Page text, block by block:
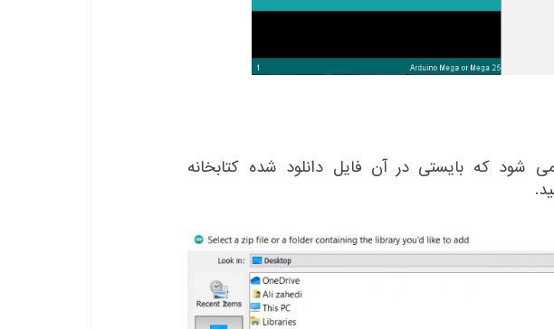
شود که بایستی در آن فایل دانلود شده کتابخانه